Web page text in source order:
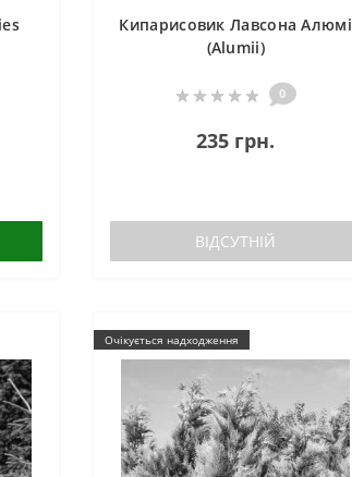
Кипарисовик Лавсона Алюмі
(Alumii)
0
235 грн.
ВІДСУТНІЙ
Очікується надходження